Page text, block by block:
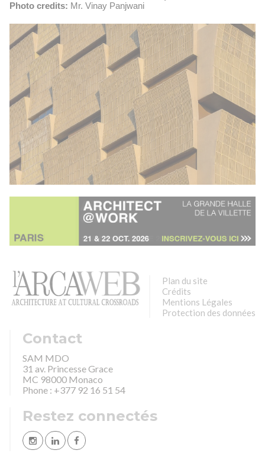
Photo credits: Mr. Vinay Panjwani
Plan du site
Crédits
Mentions Légales
Protection des données
Contact
SAM MDO
31 av. Princesse Grace
MC 98000 Monaco
Phone : +377 92 16 51 54
Restez connectés